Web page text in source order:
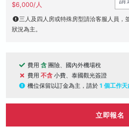
$6,000/人
三人及四人房或特殊房型請洽客服人員，
狀況為主。
費用 含 團險、國內外機場稅
費用 不含 小費、泰國觀光簽證
機位保留以訂金為主，請於 1 個工作天
立即報名